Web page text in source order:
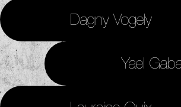
Dagny Vogely
Yael